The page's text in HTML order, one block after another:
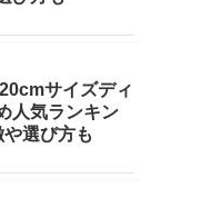
サイズディ
人気ランキン
選び方も